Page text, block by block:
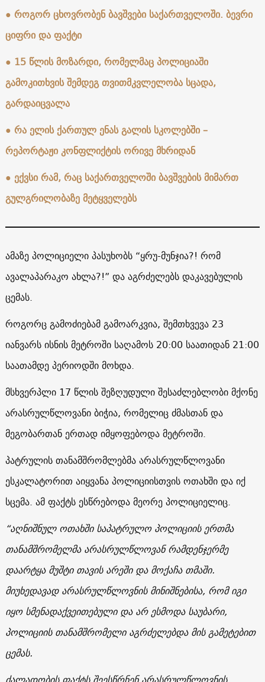
● როგორ ცხოვრობენ ბავშვები საქართველოში. ბევრი
ციფრი და ფაქტი
● 15 წლის მოზარდი, რომელმაც პოლიციაში
გამოკითხვის შემდეგ თვითმკვლელობა სცადა,
გარდაიცვალა
● რა ელის ქართულ ენას გალის სკოლებში –
რეპორტაჟი კონფლიქტის ორივე მხრიდან
● ექვსი რამ, რაც საქართველოში ბავშვების მიმართ
გულგრილობაზე მეტყველებს
ამაზე პოლიციელი პასუხობს “ყრუ-მუნჯია?! რომ
ავალაპარაკო ახლა?!” და აგრძელებს დაკავებულის
ცემას.
როგორც გამოძიებამ გამოარკვია, შემთხვევა 23
იანვარს ისნის მეტროში საღამოს 20:00 საათიდან 21:00
საათამდე პერიოდში მოხდა.
მსხვერპლი 17 წლის შეზღუდული შესაძლებლობი მქონე
არასრულწლოვანი ბიჭია, რომელიც ძმასთან და
მეგობართან ერთად იმყოფებოდა მეტროში.
პატრულის თანამშრომლებმა არასრულწლოვანი
ესკალატორით აიყვანა პოლიციისთვის ოთახში და იქ
სცემა. ამ ფაქტს ესწრებოდა მეორე პოლიციელიც.
“აღნიშნულ ოთახში საპატრულო პოლიციის ერთმა
თანამშრომელმა არასრულწლოვან რამდენჯერმე
დაარტყა მუშტი თავის არეში და მოქაჩა თმაში.
მიუხედავად არასრულწლოვნის მინიშნებისა, რომ იგი
იყო სმენადაქვეითებული და არ ესმოდა საუბარი,
პოლიციის თანამშრომელი აგრძელებდა მის გამეტებით
ცემას.